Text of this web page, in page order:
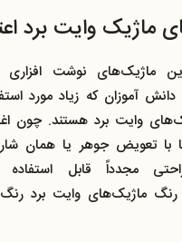
ماژیک‌ وایت برد
ماژیک‌های نوشت افزاری
آموزان که زیاد مورد
وایت برد هستند. چون
با تعویض جوهر یا همان
مجدداً قابل استفاده
رنگ ماژیک‌های وایت برد